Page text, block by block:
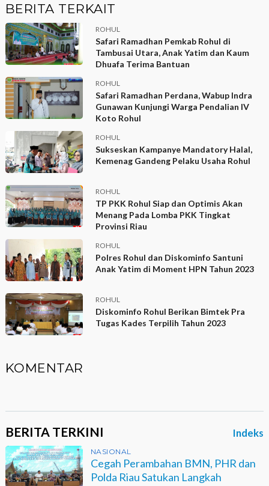
BERITA TERKAIT
ROHUL
Safari Ramadhan Pemkab Rohul di
Tambusai Utara, Anak Yatim dan Kaum
Dhuafa Terima Bantuan
ROHUL
Safari Ramadhan Perdana, Wabup Indra
Gunawan Kunjungi Warga Pendalian IV
Koto Rohul
ROHUL
Sukseskan Kampanye Mandatory Halal,
Kemenag Gandeng Pelaku Usaha Rohul
ROHUL
TP PKK Rohul Siap dan Optimis Akan
Menang Pada Lomba PKK Tingkat
Provinsi Riau
ROHUL
Polres Rohul dan Diskominfo Santuni
Anak Yatim di Moment HPN Tahun 2023
ROHUL
Diskominfo Rohul Berikan Bimtek Pra
Tugas Kades Terpilih Tahun 2023
KOMENTAR
BERITA TERKINI Indeks
NASIONAL
Cegah Perambahan BMN, PHR dan
Polda Riau Satukan Langkah